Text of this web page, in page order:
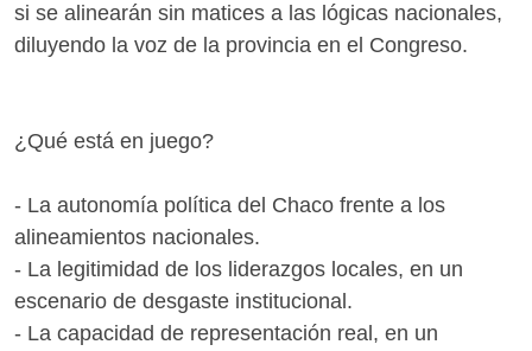
si se alinearán sin matices a las lógicas nacionales,
diluyendo la voz de la provincia en el Congreso.
¿Qué está en juego?
- La autonomía política del Chaco frente a los
alineamientos nacionales.
- La legitimidad de los liderazgos locales, en un
escenario de desgaste institucional.
- La capacidad de representación real, en un